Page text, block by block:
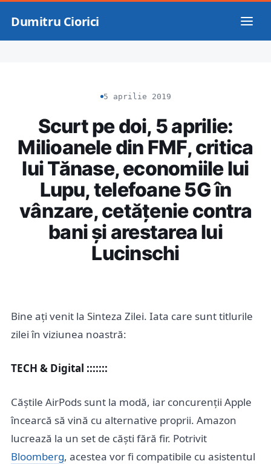
Dumitru Ciorici
5 aprilie 2019
Scurt pe doi, 5 aprilie:
Milioanele din FMF, critica
lui Tănase, economiile lui
Lupu, telefoane 5G în
vânzare, cetățenie contra
bani și arestarea lui
Lucinschi
Bine ați venit la Sinteza Zilei. Iata care sunt titlurile
zilei în viziunea noastră:
TECH & Digital :::::::
Căștile AirPods sunt la modă, iar concurenții Apple
încearcă să vină cu alternative proprii. Amazon
lucrează la un set de căști fără fir. Potrivit
Bloomberg, acestea vor fi compatibile cu asistentul